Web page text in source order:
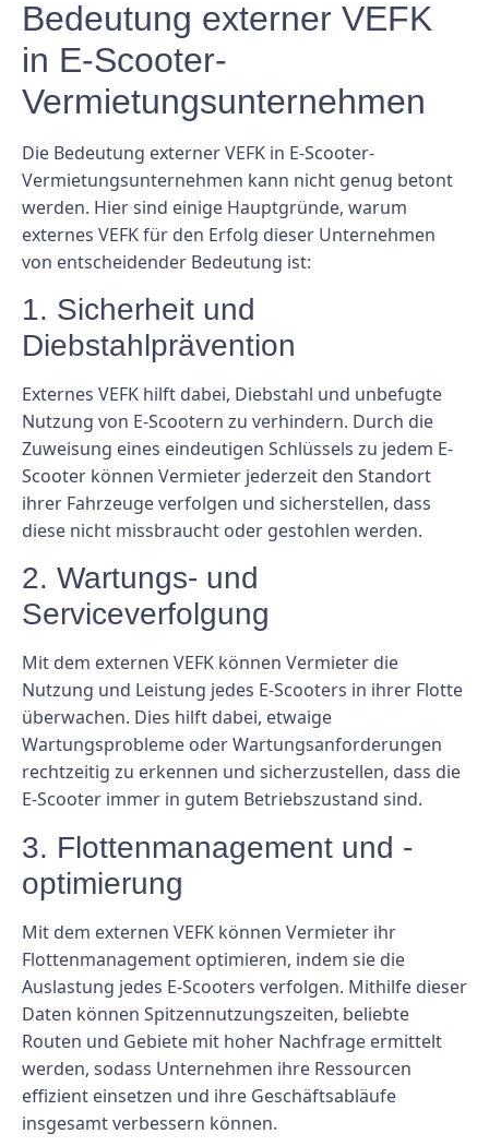
Bedeutung externer VEFK
in E-Scooter-
Vermietungsunternehmen
Die Bedeutung externer VEFK in E-Scooter-
Vermietungsunternehmen kann nicht genug betont
werden. Hier sind einige Hauptgründe, warum
externes VEFK für den Erfolg dieser Unternehmen
von entscheidender Bedeutung ist:
1. Sicherheit und
Diebstahlprävention
Externes VEFK hilft dabei, Diebstahl und unbefugte
Nutzung von E-Scootern zu verhindern. Durch die
Zuweisung eines eindeutigen Schlüssels zu jedem E-
Scooter können Vermieter jederzeit den Standort
ihrer Fahrzeuge verfolgen und sicherstellen, dass
diese nicht missbraucht oder gestohlen werden.
2. Wartungs- und
Serviceverfolgung
Mit dem externen VEFK können Vermieter die
Nutzung und Leistung jedes E-Scooters in ihrer Flotte
überwachen. Dies hilft dabei, etwaige
Wartungsprobleme oder Wartungsanforderungen
rechtzeitig zu erkennen und sicherzustellen, dass die
E-Scooter immer in gutem Betriebszustand sind.
3. Flottenmanagement und -
optimierung
Mit dem externen VEFK können Vermieter ihr
Flottenmanagement optimieren, indem sie die
Auslastung jedes E-Scooters verfolgen. Mithilfe dieser
Daten können Spitzennutzungszeiten, beliebte
Routen und Gebiete mit hoher Nachfrage ermittelt
werden, sodass Unternehmen ihre Ressourcen
effizient einsetzen und ihre Geschäftsabläufe
insgesamt verbessern können.